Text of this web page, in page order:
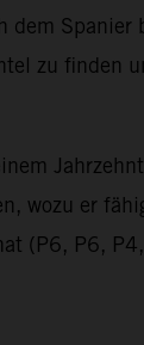
zu finden
wozu er
(P6, P6,